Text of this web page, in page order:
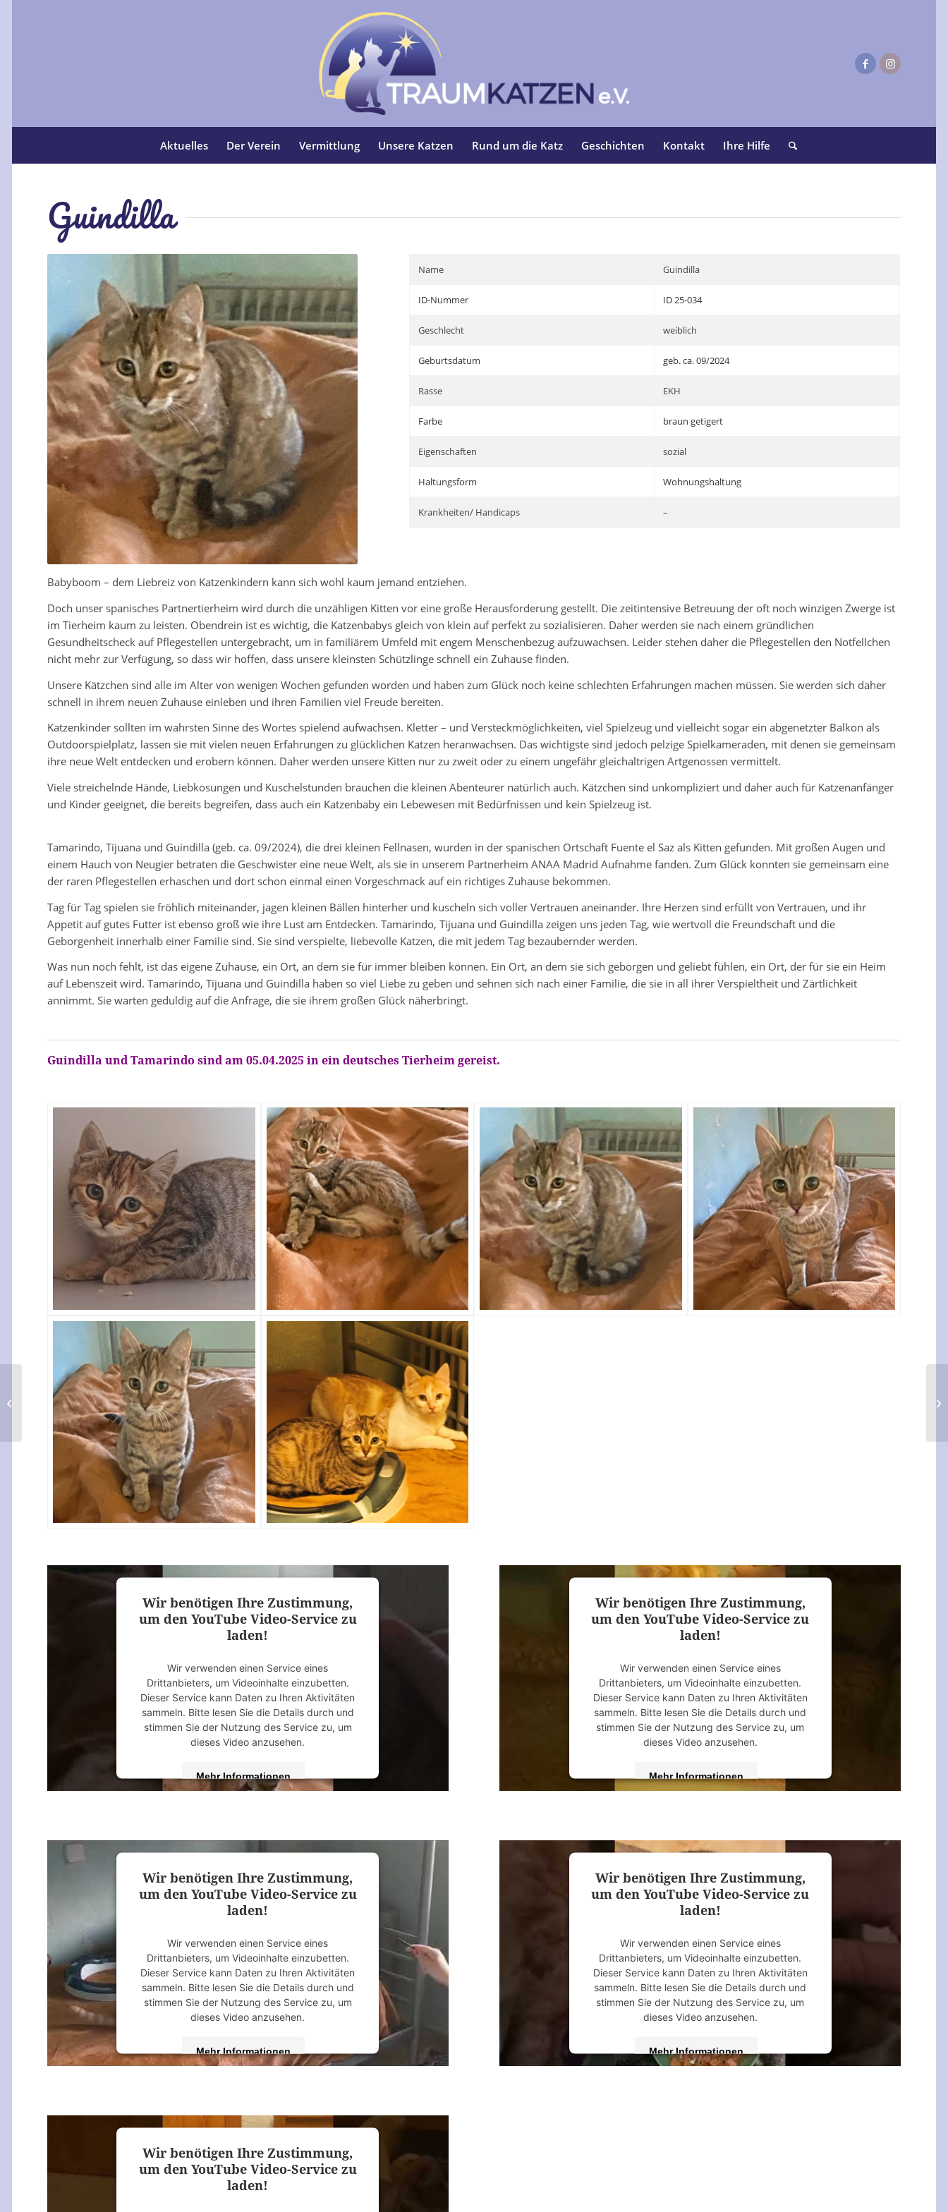
Aktuelles Der Verein Vermittlung Unsere Katzen Rund um die Katz Geschichten Kontakt Ihre Hilfe
Guindilla
Name Guindilla
ID-Nummer ID 25-034
Geschlecht weiblich
Geburtsdatum geb. ca. 09/2024
Rasse EKH
Farbe braun getigert
Eigenschaften sozial
Haltungsform Wohnungshaltung
Krankheiten/ Handicaps –
Babyboom – dem Liebreiz von Katzenkindern kann sich wohl kaum jemand entziehen.
Doch unser spanisches Partnertierheim wird durch die unzähligen Kitten vor eine große Herausforderung gestellt. Die zeitintensive Betreuung der oft noch winzigen Zwerge ist
im Tierheim kaum zu leisten. Obendrein ist es wichtig, die Katzenbabys gleich von klein auf perfekt zu sozialisieren. Daher werden sie nach einem gründlichen
Gesundheitscheck auf Pflegestellen untergebracht, um in familiärem Umfeld mit engem Menschenbezug aufzuwachsen. Leider stehen daher die Pflegestellen den Notfellchen
nicht mehr zur Verfügung, so dass wir hoffen, dass unsere kleinsten Schützlinge schnell ein Zuhause finden.
Unsere Kätzchen sind alle im Alter von wenigen Wochen gefunden worden und haben zum Glück noch keine schlechten Erfahrungen machen müssen. Sie werden sich daher
schnell in ihrem neuen Zuhause einleben und ihren Familien viel Freude bereiten.
Katzenkinder sollten im wahrsten Sinne des Wortes spielend aufwachsen. Kletter – und Versteckmöglichkeiten, viel Spielzeug und vielleicht sogar ein abgenetzter Balkon als
Outdoorspielplatz, lassen sie mit vielen neuen Erfahrungen zu glücklichen Katzen heranwachsen. Das wichtigste sind jedoch pelzige Spielkameraden, mit denen sie gemeinsam
ihre neue Welt entdecken und erobern können. Daher werden unsere Kitten nur zu zweit oder zu einem ungefähr gleichaltrigen Artgenossen vermittelt.
Viele streichelnde Hände, Liebkosungen und Kuschelstunden brauchen die kleinen Abenteurer natürlich auch. Kätzchen sind unkompliziert und daher auch für Katzenanfänger
und Kinder geeignet, die bereits begreifen, dass auch ein Katzenbaby ein Lebewesen mit Bedürfnissen und kein Spielzeug ist.
Tamarindo, Tijuana und Guindilla (geb. ca. 09/2024), die drei kleinen Fellnasen, wurden in der spanischen Ortschaft Fuente el Saz als Kitten gefunden. Mit großen Augen und
einem Hauch von Neugier betraten die Geschwister eine neue Welt, als sie in unserem Partnerheim ANAA Madrid Aufnahme fanden. Zum Glück konnten sie gemeinsam eine
der raren Pflegestellen erhaschen und dort schon einmal einen Vorgeschmack auf ein richtiges Zuhause bekommen.
Tag für Tag spielen sie fröhlich miteinander, jagen kleinen Bällen hinterher und kuscheln sich voller Vertrauen aneinander. Ihre Herzen sind erfüllt von Vertrauen, und ihr
Appetit auf gutes Futter ist ebenso groß wie ihre Lust am Entdecken. Tamarindo, Tijuana und Guindilla zeigen uns jeden Tag, wie wertvoll die Freundschaft und die
Geborgenheit innerhalb einer Familie sind. Sie sind verspielte, liebevolle Katzen, die mit jedem Tag bezaubernder werden.
Was nun noch fehlt, ist das eigene Zuhause, ein Ort, an dem sie für immer bleiben können. Ein Ort, an dem sie sich geborgen und geliebt fühlen, ein Ort, der für sie ein Heim
auf Lebenszeit wird. Tamarindo, Tijuana und Guindilla haben so viel Liebe zu geben und sehnen sich nach einer Familie, die sie in all ihrer Verspieltheit und Zärtlichkeit
annimmt. Sie warten geduldig auf die Anfrage, die sie ihrem großen Glück näherbringt.
Guindilla und Tamarindo sind am 05.04.2025 in ein deutsches Tierheim gereist.
Wir benötigen Ihre Zustimmung,
um den YouTube Video-Service zu
laden!
Wir verwenden einen Service eines
Drittanbieters, um Videoinhalte einzubetten.
Dieser Service kann Daten zu Ihren Aktivitäten
sammeln. Bitte lesen Sie die Details durch und
stimmen Sie der Nutzung des Service zu, um
dieses Video anzusehen.
Mehr Informationen
powered byUsercentrics Consent Management
Platform&eRecht24
Wir benötigen Ihre Zustimmung,
um den YouTube Video-Service zu
laden!
Wir verwenden einen Service eines
Drittanbieters, um Videoinhalte einzubetten.
Dieser Service kann Daten zu Ihren Aktivitäten
sammeln. Bitte lesen Sie die Details durch und
stimmen Sie der Nutzung des Service zu, um
dieses Video anzusehen.
Mehr Informationen
powered byUsercentrics Consent Management
Platform&eRecht24
Wir benötigen Ihre Zustimmung,
um den YouTube Video-Service zu
laden!
Wir verwenden einen Service eines
Drittanbieters, um Videoinhalte einzubetten.
Dieser Service kann Daten zu Ihren Aktivitäten
sammeln. Bitte lesen Sie die Details durch und
stimmen Sie der Nutzung des Service zu, um
dieses Video anzusehen.
Mehr Informationen
powered byUsercentrics Consent Management
Platform&eRecht24
Wir benötigen Ihre Zustimmung,
um den YouTube Video-Service zu
laden!
Wir verwenden einen Service eines
Drittanbieters, um Videoinhalte einzubetten.
Dieser Service kann Daten zu Ihren Aktivitäten
sammeln. Bitte lesen Sie die Details durch und
stimmen Sie der Nutzung des Service zu, um
dieses Video anzusehen.
Mehr Informationen
Wir benötigen Ihre Zustimmung,
um den YouTube Video-Service zu
laden!
Tamarindo